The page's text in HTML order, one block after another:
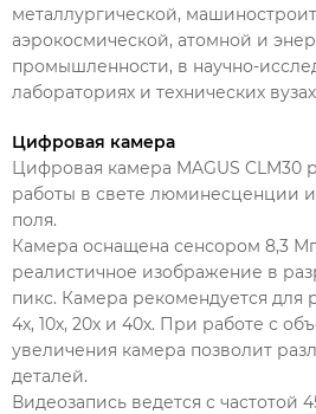
металлургической,
аэрокосмической, атомной и
промышленности, в научно-
лабораториях и технических
Цифровая камера
Цифровая камера MAGUS CLM30
работы в свете люминесценции
поля.
Камера оснащена сенсором 8,3
реалистичное изображение в
пикс. Камера рекомендуется для
4х, 10х, 20х и 40х. При работе с
увеличения камера позволит
деталей.
Видеозапись ведется с частотой